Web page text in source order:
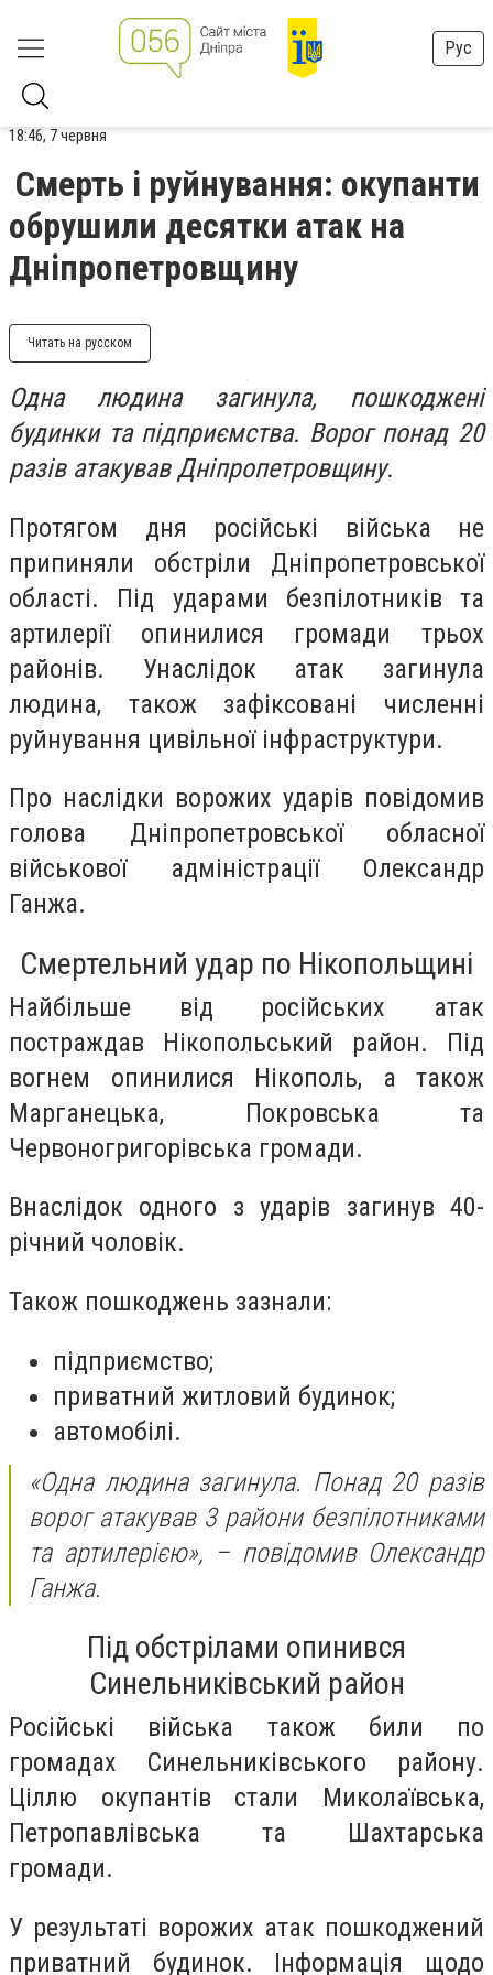
Рус
18:46, 7 червня
Смерть і руйнування: окупанти
обрушили десятки атак на
Дніпропетровщину
Читать на русском
Одна людина загинула, пошкоджені
будинки та підприємства. Ворог понад 20
разів атакував Дніпропетровщину.
Протягом дня російські війська не
припиняли обстріли Дніпропетровської
області. Під ударами безпілотників та
артилерії опинилися громади трьох
районів. Унаслідок атак загинула
людина, також зафіксовані численні
руйнування цивільної інфраструктури.
Про наслідки ворожих ударів повідомив
голова Дніпропетровської обласної
військової адміністрації Олександр
Ганжа.
Смертельний удар по Нікопольщині
Найбільше від російських атак
постраждав Нікопольський район. Під
вогнем опинилися Нікополь, а також
Марганецька, Покровська та
Червоногригорівська громади.
Внаслідок одного з ударів загинув 40-
річний чоловік.
Також пошкоджень зазнали:
підприємство;
приватний житловий будинок;
автомобілі.
«Одна людина загинула. Понад 20 разів
ворог атакував 3 райони безпілотниками
та артилерією», – повідомив Олександр
Ганжа.
Під обстрілами опинився
Синельниківський район
Російські війська також били по
громадах Синельниківського району.
Ціллю окупантів стали Миколаївська,
Петропавлівська та Шахтарська
громади.
У результаті ворожих атак пошкоджений
приватний будинок. Інформація щодо